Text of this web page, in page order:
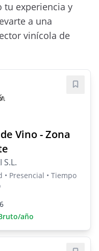
tu experiencia y
a una
vinícola de
Vino - Zona
S.L.
Presencial • Tiempo
año